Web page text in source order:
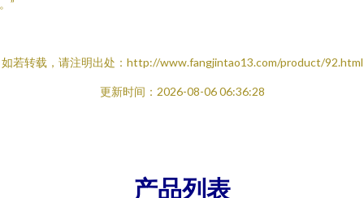
”
如若转载，请注明出处：http://www.fangjintao13.com/product/92.html
更新时间：2026-08-06 06:36:28
产品列表